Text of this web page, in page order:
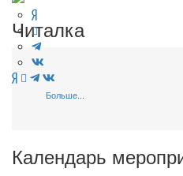
Читалка
Больше...
Календарь